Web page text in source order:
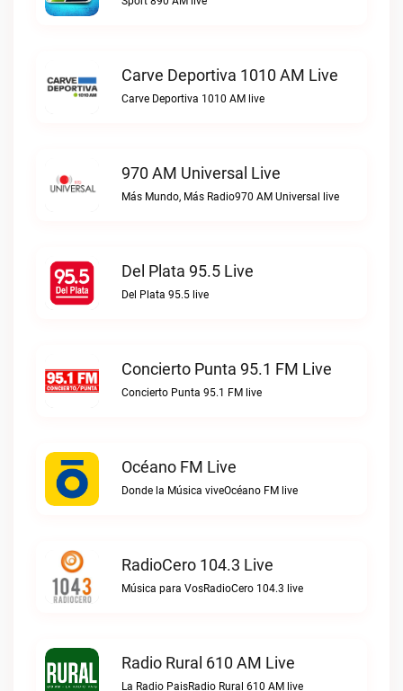
Carve Deportiva 1010 AM Live
Carve Deportiva 1010 AM live
970 AM Universal Live
Más Mundo, Más Radio970 AM Universal live
Del Plata 95.5 Live
Del Plata 95.5 live
Concierto Punta 95.1 FM Live
Concierto Punta 95.1 FM live
Océano FM Live
Donde la Música viveOcéano FM live
RadioCero 104.3 Live
Música para VosRadioCero 104.3 live
Radio Rural 610 AM Live
La Radio PaisRadio Rural 610 AM live